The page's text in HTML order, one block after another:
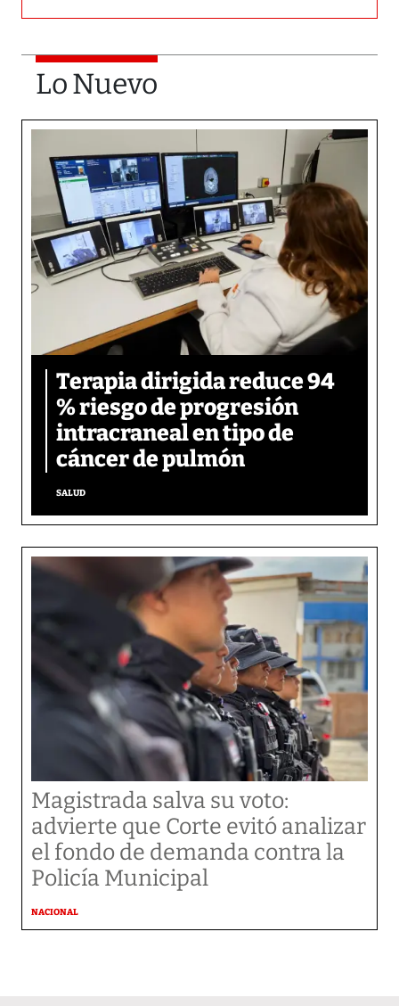
Lo Nuevo
Terapia dirigida reduce 94
% riesgo de progresión
intracraneal en tipo de
cáncer de pulmón
SALUD
Magistrada salva su voto:
advierte que Corte evitó analizar
el fondo de demanda contra la
Policía Municipal
NACIONAL